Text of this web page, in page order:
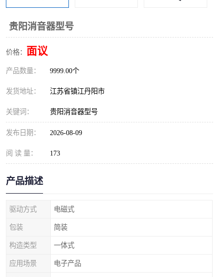
贵阳消音器型号
价格： 面议
产品数量： 9999.00个
发货地址： 江苏省镇江丹阳市
关键词： 贵阳消音器型号
发布日期： 2026-08-09
阅 读 量： 173
产品描述
驱动方式 电磁式
包装 简装
构造类型 一体式
应用场景 电子产品